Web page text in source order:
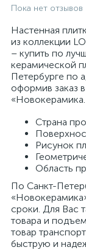
Пока нет отзывов
Настенная
из коллекции
– купить по
керамической
Петербурге по
оформив заказ
Страна
Рисунок
Область
По Санкт-
сроки. Для Вас
товара и
товар
быструю и